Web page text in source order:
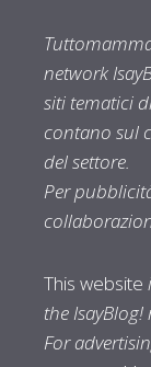
network
siti tematici
contano sul
del settore.
Per
This website
the
For